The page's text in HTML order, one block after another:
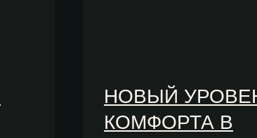
НОВЫЙ
КОМФОРТА В